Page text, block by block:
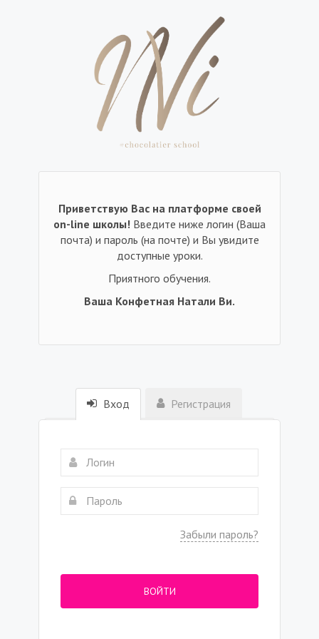
Приветствую Вас на платформе своей
on-line школы! Введите ниже логин (Ваша
почта) и пароль (на почте) и Вы увидите
доступные уроки.
Приятного обучения.
Ваша Конфетная Натали Ви.
Вход Регистрация
Забыли пароль?
ВОЙТИ